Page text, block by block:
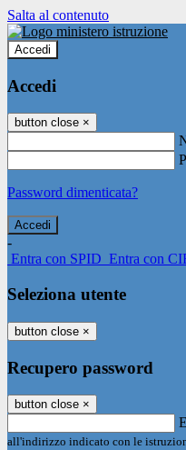
Salta al contenuto
Accedi
Accedi
button close ×
Password dimenticata?
-
Entra con SPID Entra con
Seleziona utente
button close ×
Recupero password
button close ×
all'indirizzo indicato con le